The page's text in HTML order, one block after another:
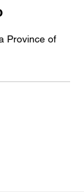
Province of